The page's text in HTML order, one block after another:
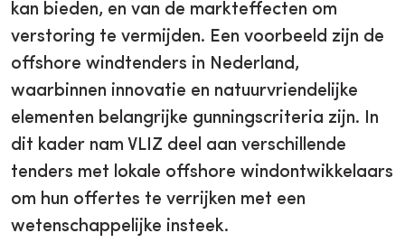
kan bieden, en van de markteffecten om
verstoring te vermijden. Een voorbeeld zijn de
offshore windtenders in Nederland,
waarbinnen innovatie en natuurvriendelijke
elementen belangrijke gunningscriteria zijn. In
dit kader nam VLIZ deel aan verschillende
tenders met lokale offshore windontwikkelaars
om hun offertes te verrijken met een
wetenschappelijke insteek.